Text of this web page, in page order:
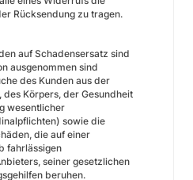
Rücksendung zu tragen.
auf Schadensersatz sind
ausgenommen sind
des Kunden aus der
des Körpers, der Gesundheit
wesentlicher
sowie die
die auf einer
fahrlässigen
seiner gesetzlichen
beruhen.